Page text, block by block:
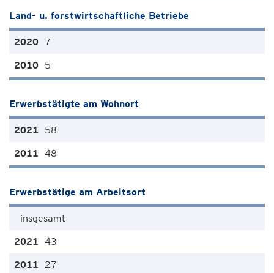
Land- u. forstwirtschaftliche Betriebe
7
5
Erwerbstätigte am Wohnort
58
48
Erwerbstätige am Arbeitsort
insgesamt
43
27